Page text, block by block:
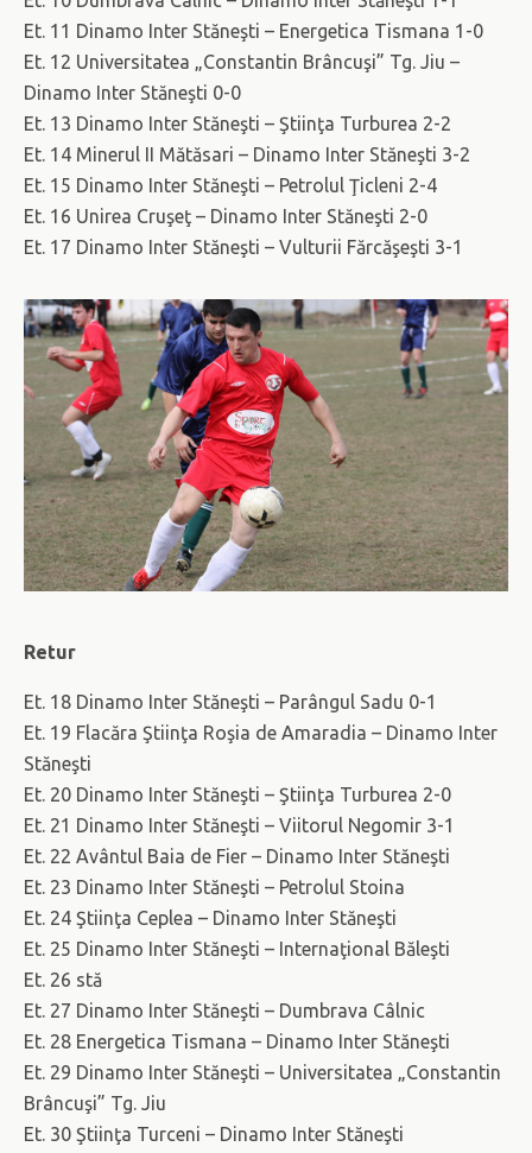
Et. 11 Dinamo Inter Stăneşti – Energetica Tismana 1-0
Et. 12 Universitatea „Constantin Brâncuşi” Tg. Jiu –
Dinamo Inter Stăneşti 0-0
Et. 13 Dinamo Inter Stăneşti – Ştiinţa Turburea 2-2
Et. 14 Minerul II Mătăsari – Dinamo Inter Stăneşti 3-2
Et. 15 Dinamo Inter Stăneşti – Petrolul Ţicleni 2-4
Et. 16 Unirea Cruşeţ – Dinamo Inter Stăneşti 2-0
Et. 17 Dinamo Inter Stăneşti – Vulturii Fărcăşeşti 3-1
Retur
Et. 18 Dinamo Inter Stăneşti – Parângul Sadu 0-1
Et. 19 Flacăra Ştiinţa Roşia de Amaradia – Dinamo Inter
Stăneşti
Et. 20 Dinamo Inter Stăneşti – Ştiinţa Turburea 2-0
Et. 21 Dinamo Inter Stăneşti – Viitorul Negomir 3-1
Et. 22 Avântul Baia de Fier – Dinamo Inter Stăneşti
Et. 23 Dinamo Inter Stăneşti – Petrolul Stoina
Et. 24 Ştiinţa Ceplea – Dinamo Inter Stăneşti
Et. 25 Dinamo Inter Stăneşti – Internaţional Băleşti
Et. 26 stă
Et. 27 Dinamo Inter Stăneşti – Dumbrava Câlnic
Et. 28 Energetica Tismana – Dinamo Inter Stăneşti
Et. 29 Dinamo Inter Stăneşti – Universitatea „Constantin
Brâncuşi” Tg. Jiu
Et. 30 Ştiinţa Turceni – Dinamo Inter Stăneşti